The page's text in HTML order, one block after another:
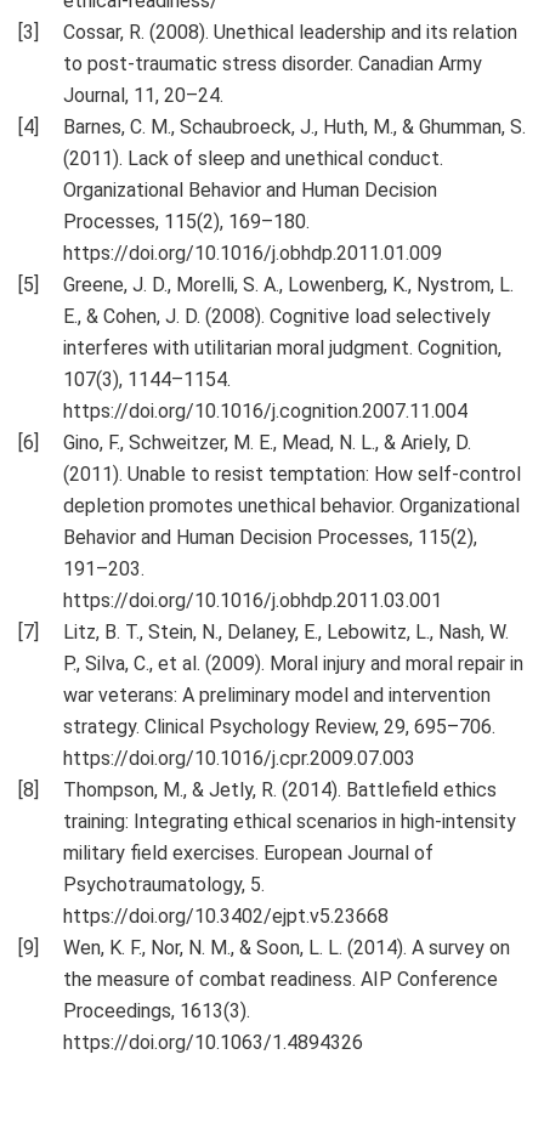
Cossar, R. (2008). Unethical leadership and its relation
to post-traumatic stress disorder. Canadian Army
Journal, 11, 20–24.
Barnes, C. M., Schaubroeck, J., Huth, M., & Ghumman, S.
(2011). Lack of sleep and unethical conduct.
Organizational Behavior and Human Decision
Processes, 115(2), 169–180.
https://doi.org/10.1016/j.obhdp.2011.01.009
Greene, J. D., Morelli, S. A., Lowenberg, K., Nystrom, L.
E., & Cohen, J. D. (2008). Cognitive load selectively
interferes with utilitarian moral judgment. Cognition,
107(3), 1144–1154.
https://doi.org/10.1016/j.cognition.2007.11.004
Gino, F., Schweitzer, M. E., Mead, N. L., & Ariely, D.
(2011). Unable to resist temptation: How self-control
depletion promotes unethical behavior. Organizational
Behavior and Human Decision Processes, 115(2),
191–203.
https://doi.org/10.1016/j.obhdp.2011.03.001
Litz, B. T., Stein, N., Delaney, E., Lebowitz, L., Nash, W.
P., Silva, C., et al. (2009). Moral injury and moral repair in
war veterans: A preliminary model and intervention
strategy. Clinical Psychology Review, 29, 695–706.
https://doi.org/10.1016/j.cpr.2009.07.003
Thompson, M., & Jetly, R. (2014). Battlefield ethics
training: Integrating ethical scenarios in high-intensity
military field exercises. European Journal of
Psychotraumatology, 5.
https://doi.org/10.3402/ejpt.v5.23668
Wen, K. F., Nor, N. M., & Soon, L. L. (2014). A survey on
the measure of combat readiness. AIP Conference
Proceedings, 1613(3).
https://doi.org/10.1063/1.4894326